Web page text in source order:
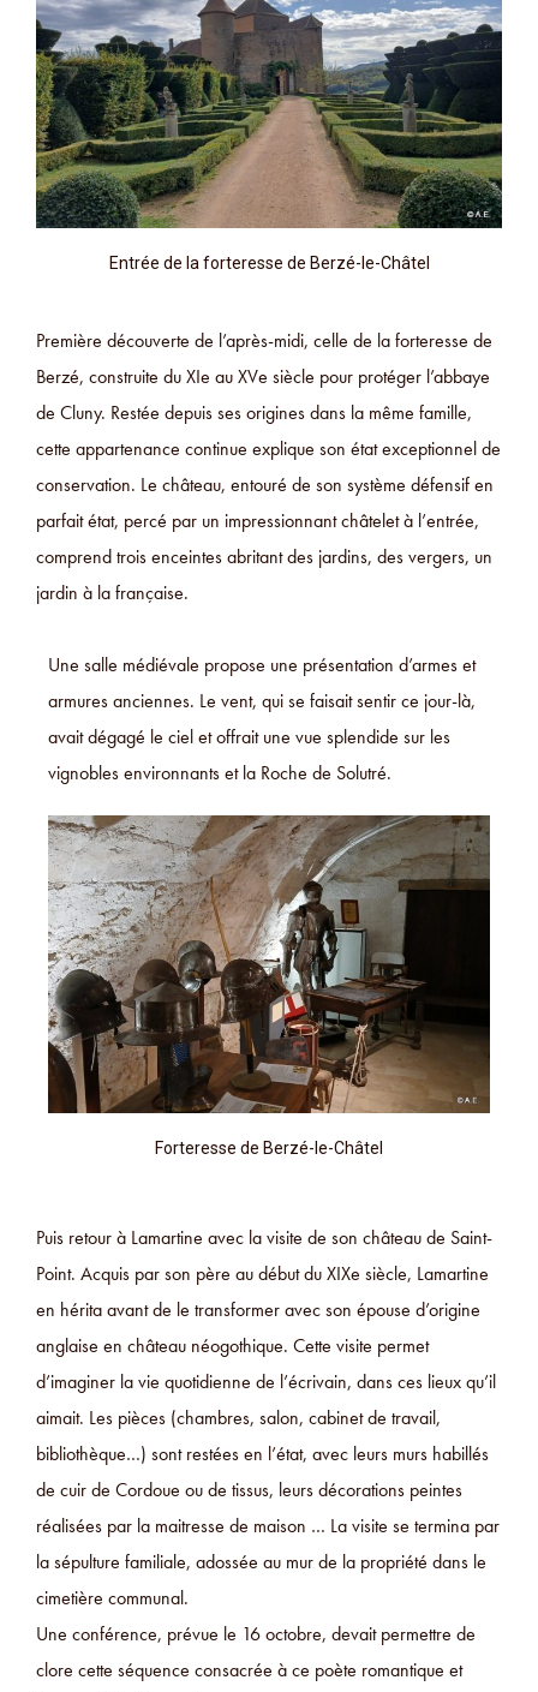
Entrée de la forteresse de Berzé-le-Châtel
Première découverte de l’après-midi, celle de la forteresse de
Berzé, construite du XIe au XVe siècle pour protéger l’abbaye
de Cluny. Restée depuis ses origines dans la même famille,
cette appartenance continue explique son état exceptionnel de
conservation. Le château, entouré de son système défensif en
parfait état, percé par un impressionnant châtelet à l’entrée,
comprend trois enceintes abritant des jardins, des vergers, un
jardin à la française.
Une salle médiévale propose une présentation d’armes et
armures anciennes. Le vent, qui se faisait sentir ce jour-là,
avait dégagé le ciel et offrait une vue splendide sur les
vignobles environnants et la Roche de Solutré.
Forteresse de Berzé-le-Châtel
Puis retour à Lamartine avec la visite de son château de Saint-
Point. Acquis par son père au début du XIXe siècle, Lamartine
en hérita avant de le transformer avec son épouse d’origine
anglaise en château néogothique. Cette visite permet
d’imaginer la vie quotidienne de l’écrivain, dans ces lieux qu’il
aimait. Les pièces (chambres, salon, cabinet de travail,
bibliothèque…) sont restées en l’état, avec leurs murs habillés
de cuir de Cordoue ou de tissus, leurs décorations peintes
réalisées par la maitresse de maison … La visite se termina par
la sépulture familiale, adossée au mur de la propriété dans le
cimetière communal.
Une conférence, prévue le 16 octobre, devait permettre de
clore cette séquence consacrée à ce poète romantique et